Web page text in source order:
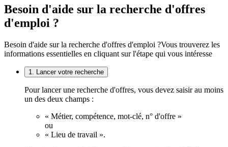
Besoin d'aide sur la recherche d'offres
d'emploi ?
Besoin d'aide sur la recherche d'offres d'emploi ?Vous trouverez les
informations essentielles en cliquant sur l'étape qui vous intéresse
1. Lancer votre recherche
Pour lancer une recherche d'offres, vous devez saisir au moins
un des deux champs :
« Métier, compétence, mot-clé, n° d'offre »
ou
« Lieu de travail ».